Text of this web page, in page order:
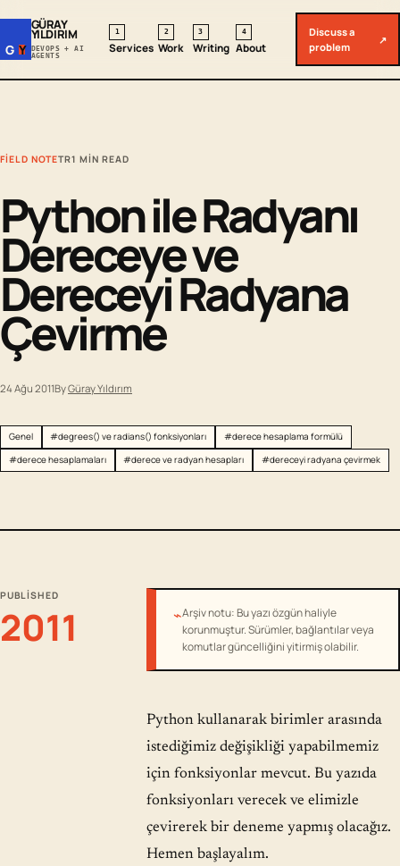
G Y
GÜRAY
YILDIRIM
DEVOPS + AI
AGENTS
1
Services
2
Work
3
Writing
4
About
Discuss a
problem
↗
FIELD NOTETR1 MIN READ
Python ile Radyanı
Dereceye ve
Dereceyi Radyana
Çevirme
24 Ağu 2011ByGüray Yıldırım
Genel #degrees() ve radians() fonksiyonları
#derece hesaplama formülü
#derece hesaplamaları
#derece ve radyan hesapları #dereceyi radyana çevirmek
PUBLISHED
2011 ⌁Arşiv notu: Bu yazı özgün haliyle
korunmuştur. Sürümler, bağlantılar veya
komutlar güncelliğini yitirmiş olabilir.
Python kullanarak birimler arasında
istediğimiz değişikliği yapabilmemiz
için fonksiyonlar mevcut. Bu yazıda
fonksiyonları verecek ve elimizle
çevirerek bir deneme yapmış olacağız.
Hemen başlayalım.